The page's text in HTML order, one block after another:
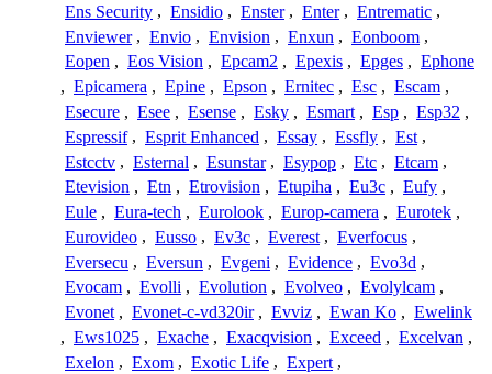
Ens Security , Ensidio , Enster , Enter , Entrematic ,
Enviewer , Envio , Envision , Enxun , Eonboom ,
Eopen , Eos Vision , Epcam2 , Epexis , Epges , Ephone
, Epicamera , Epine , Epson , Ernitec , Esc , Escam ,
Esecure , Esee , Esense , Esky , Esmart , Esp , Esp32 ,
Espressif , Esprit Enhanced , Essay , Essfly , Est ,
Estcctv , Esternal , Esunstar , Esypop , Etc , Etcam ,
Etevision , Etn , Etrovision , Etupiha , Eu3c , Eufy ,
Eule , Eura-tech , Eurolook , Europ-camera , Eurotek ,
Eurovideo , Eusso , Ev3c , Everest , Everfocus ,
Eversecu , Eversun , Evgeni , Evidence , Evo3d ,
Evocam , Evolli , Evolution , Evolveo , Evolylcam ,
Evonet , Evonet-c-vd320ir , Evviz , Ewan Ko , Ewelink
, Ews1025 , Exache , Exacqvision , Exceed , Excelvan ,
Exelon , Exom , Exotic Life , Expert ,